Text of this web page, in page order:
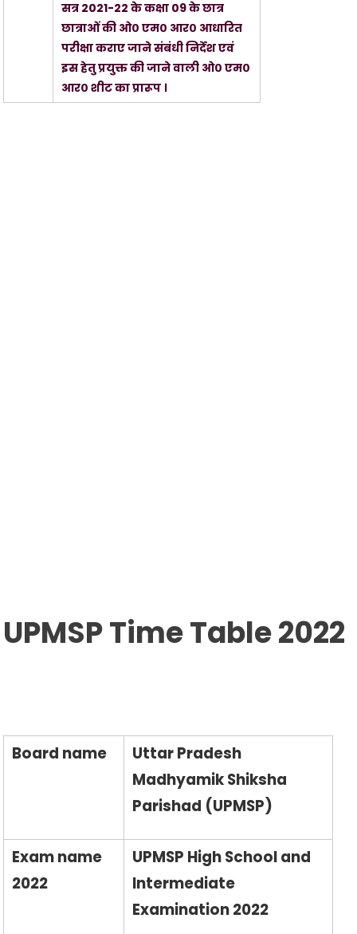
सत्र 2021-22 के कक्षा 09 के छात्र
छात्राओं की ओ० एम० आर० आधारित
परीक्षा कराए जाने संबंधी निर्देश एवं
इस हेतु प्रयुक्त की जाने वाली ओ० एम०
आर० शीट का प्रारूप ।
UPMSP Time Table 2022
Board name
Uttar Pradesh
Madhyamik Shiksha
Parishad (UPMSP)
Exam name
2022
UPMSP High School and
Intermediate
Examination 2022